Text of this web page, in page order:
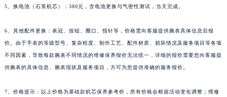
5、换电池（石英机芯）：380元，含电池更换与气密性测试，当天完成。
6、其他配件更换：表冠、按钮、圈口、指针等，价格需向客服提供腕表具体信息后报
价。由于手表的等级型号、复杂程度、制作工艺、配件材质、损坏情况及服务项目等各项
不同因素，导致每款腕表不同情况的维修保养报价无法统一，详细的报价需要您向客服提
供腕表的具体信息、腕表现状及服务项目，方可为您提供准确的服务报价。
7、价格提示：以上价格为基础款机芯保养参考价，所有价格会根据活动变化调整；维修